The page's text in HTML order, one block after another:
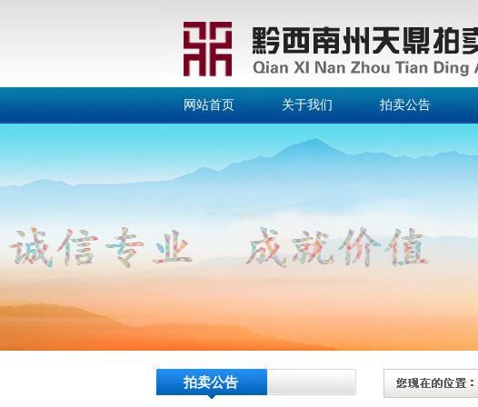
网站首页 关于我们 拍卖公告
拍卖公告